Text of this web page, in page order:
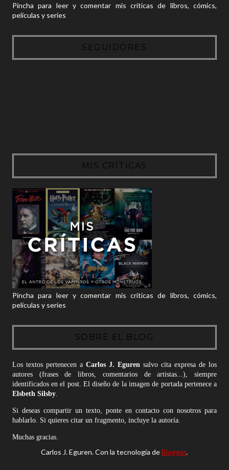
Pincha para leer y comentar mis críticas de libros, cómics,
películas y series
SEGUIDORES
MIS CRÍTICAS
Pincha para leer y comentar mis críticas de libros, cómics,
películas y series
SOBRE EL BLOG
Los textos pertenecen a Carlos J. Egurensalvo cita expresa de los
autores (frases de libros, comentarios de artistas...), siempre
identificados en el post. El diseño de la imagen de portada pertenece a
Elsbeth Silsby.
Si deseas compartir un texto, ponte en contacto con nosotros para
hablarlo. Si quieres citar un fragmento, incluye la autoría.
Muchas gracias.
Carlos J. Eguren. Con la tecnología deBlogger.